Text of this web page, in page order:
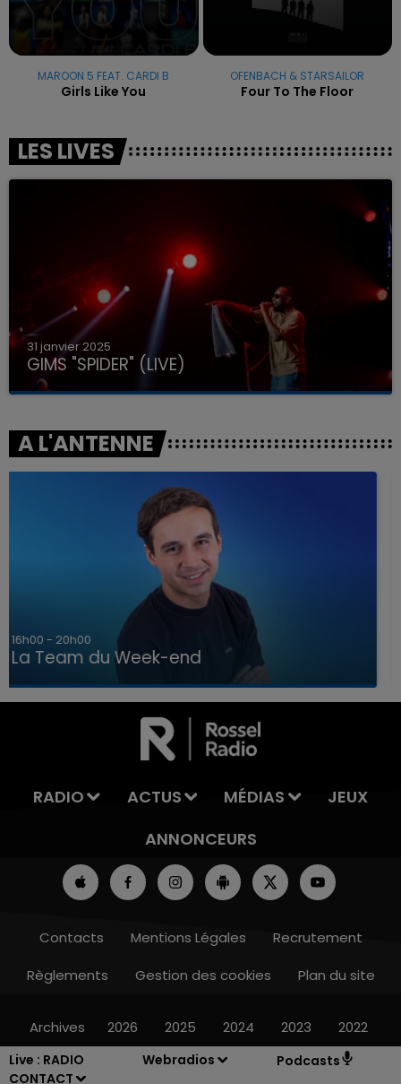
Live : RADIO
CONTACT
Webradios Podcasts
LA TEAM DU WEEK-END
MAROON 5 FEAT. CARDI B
Girls Like You
OFENBACH & STARSAILOR
Four To The Floor
LES LIVES
31 janvier 2025
GIMS "SPIDER" (LIVE)
A L'ANTENNE
7h00 - 12h00
La Team du Week-end
RADIO ACTUS MÉDIAS
JEUX
ANNONCEURS
Contacts Mentions Légales
Recrutement
Règlements
Gestion des cookies Plan du site
Archives 2026 2025 2024 2023 2022